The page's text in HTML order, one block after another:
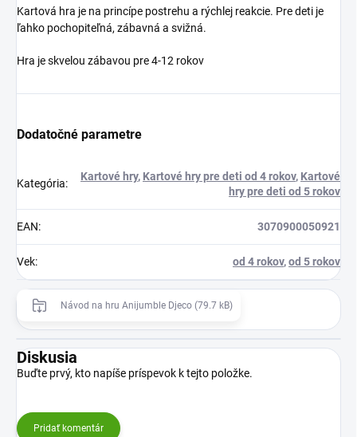
Kartová hra je na princípe postrehu a rýchlej reakcie. Pre deti je
ľahko pochopiteľná, zábavná a svižná.
Hra je skvelou zábavou pre 4-12 rokov
Dodatočné parametre
Kategória:
Kartové hry, Kartové hry pre deti od 4 rokov, Kartové
hry pre deti od 5 rokov
EAN: 3070900050921
Vek: od 4 rokov,od 5 rokov
Návod na hru Anijumble Djeco (79.7 kB)
Diskusia
Buďte prvý, kto napíše príspevok k tejto položke.
Pridať komentár